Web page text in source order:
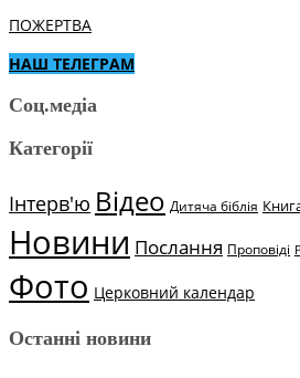
ПОЖЕРТВА
НАШ ТЕЛЕГРАМ
Соц.медіа
Категорії
Інтерв'ю Відео Дитяча біблія
Новини Послання Проповіді
Фото Церковний календар
Останні новини